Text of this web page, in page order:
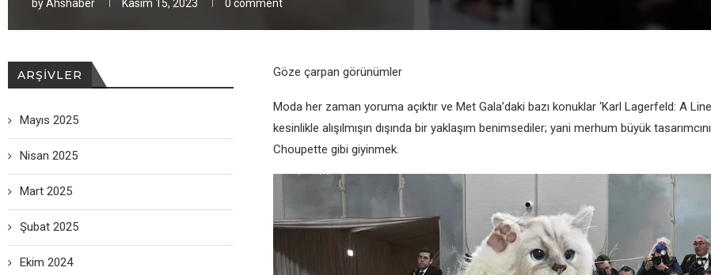
byAhshaber Kasım 15, 2023 0 comment
Göze çarpan görünümler
Moda her zaman yoruma açıktır ve Met Gala’daki bazı konuklar ‘Karl Lagerfeld: A
kesinlikle alışılmışın dışında bir yaklaşım benimsediler; yani merhum büyük
Choupette gibi giyinmek.
ARŞIVLER
Mayıs 2025
Nisan 2025
Mart 2025
Şubat 2025
Ekim 2024